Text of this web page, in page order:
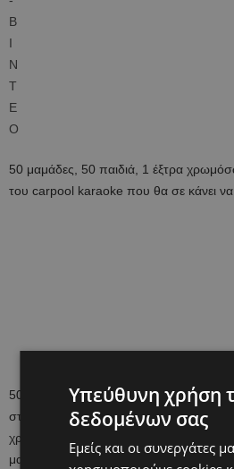
50 μαμάδες, 50 παιδιά, 1 έξτρα
του carpool karaoke που θα σε κάνει να
50 μαμάδες με τα παιδιά τους με
στο αυτοκίνητο το «A thousand years»
χρήση της νοηματικής γλώσσας
μαθησιακές δυσκολίες), στέλνοντας ένα
Υπεύθυνη χρήση
δεδομένων σας
Εμείς και οι συνεργάτες